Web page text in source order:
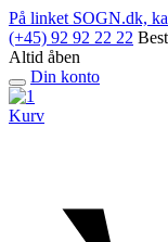
Skip
to
content
På linket SOGN.dk,
(+45) 92 92 22 22
Altid åben
Open
menu
Din konto
Kurv